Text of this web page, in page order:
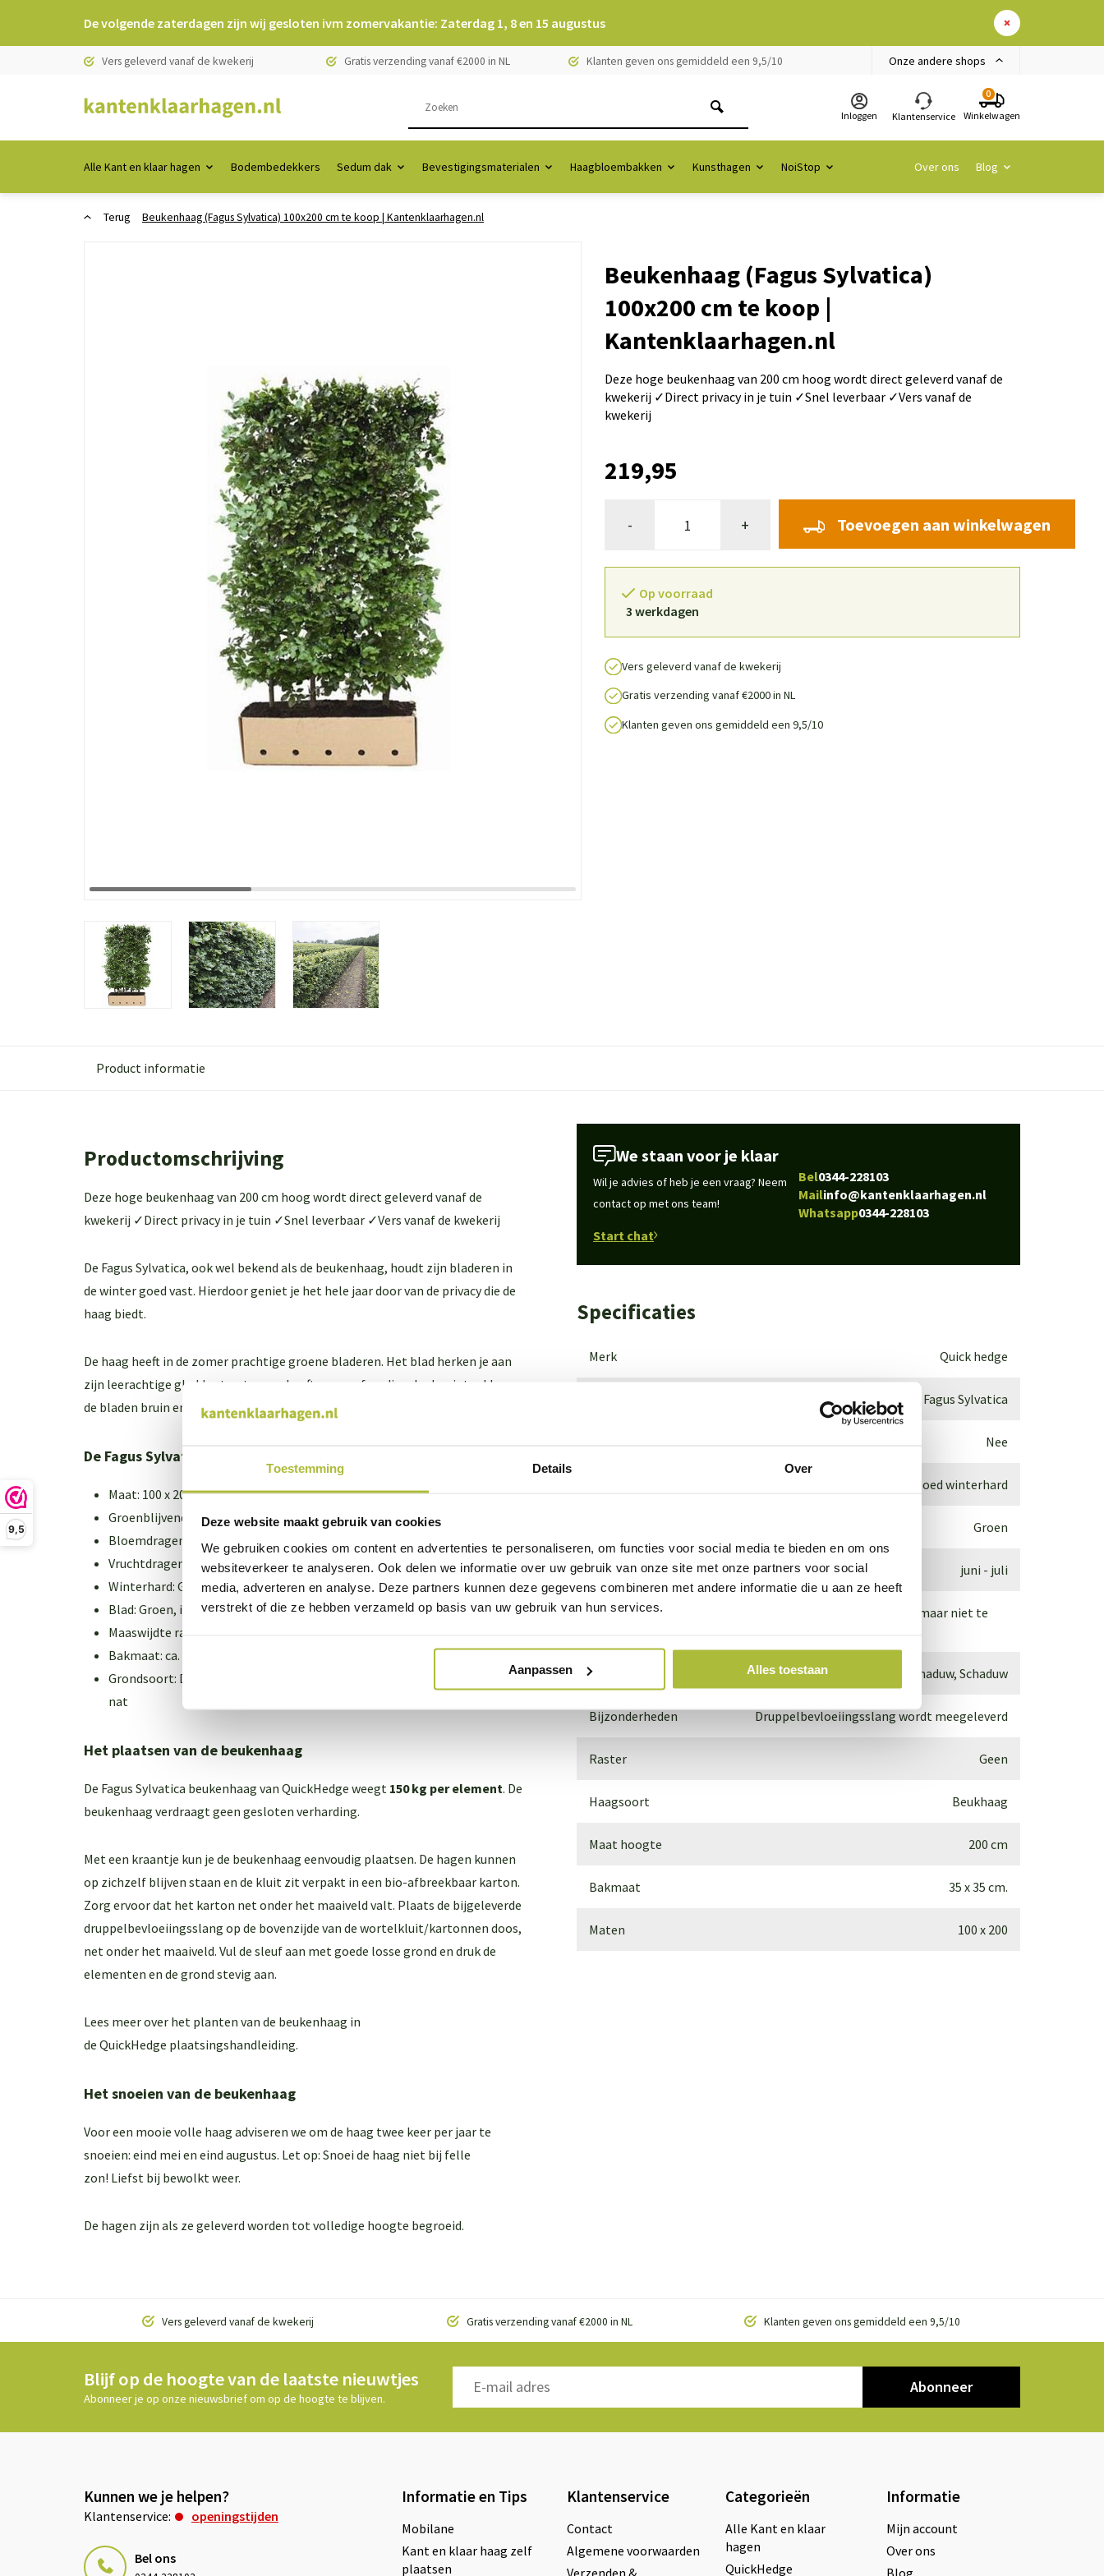
Toestemming Details Over
Deze website maakt gebruik van cookies
We gebruiken cookies om content en advertenties te personaliseren, om functies voor social media te bieden en om ons
websiteverkeer te analyseren. Ook delen we informatie over uw gebruik van onze site met onze partners voor social
media, adverteren en analyse. Deze partners kunnen deze gegevens combineren met andere informatie die u aan ze heeft
verstrekt of die ze hebben verzameld op basis van uw gebruik van hun services.
Aanpassen Alles toestaan
9,5
De volgende zaterdagen zijn wij gesloten ivm zomervakantie: Zaterdag 1, 8 en 15 augustus
Vers geleverd vanaf de kwekerij Gratis verzending vanaf €2000 in NL Klanten geven ons gemiddeld een 9,5/10 Onze andere shops
Inloggen Klantenservice
0
Winkelwagen
Alle Kant en klaar hagen Bodembedekkers Sedum dak Bevestigingsmaterialen Haagbloembakken Kunsthagen NoiStop Over ons Blog
Terug Beukenhaag (Fagus Sylvatica) 100x200 cm te koop | Kantenklaarhagen.nl
Beukenhaag (Fagus Sylvatica)
100x200 cm te koop |
Kantenklaarhagen.nl
Deze hoge beukenhaag van 200 cm hoog wordt direct geleverd vanaf de
kwekerij ✓Direct privacy in je tuin ✓Snel leverbaar ✓Vers vanaf de
kwekerij
219,95
- + Toevoegen aan winkelwagen
Op voorraad
3 werkdagen
Vers geleverd vanaf de kwekerij
Gratis verzending vanaf €2000 in NL
Klanten geven ons gemiddeld een 9,5/10
Product informatie
Productomschrijving
Deze hoge beukenhaag van 200 cm hoog wordt direct geleverd vanaf de
kwekerij ✓Direct privacy in je tuin ✓Snel leverbaar ✓Vers vanaf de kwekerij
De Fagus Sylvatica, ook wel bekend als de beukenhaag, houdt zijn bladeren in
de winter goed vast. Hierdoor geniet je het hele jaar door van de privacy die de
haag biedt.
De haag heeft in de zomer prachtige groene bladeren. Het blad herken je aan
zijn leerachtige gladde structuur en heeft een gaafranding. In de winter kleuren
de bladen bruin en dor. Ook dit heeft zijn charmes tijdens deze tijd van het jaar.
De Fagus Sylvatica (beukenhaag) in het kort
Maat: 100 x 200 cm. (BxH)
Groenblijvend: Nee
Bloemdragen: Nee
Vruchtdragend: Nee
Winterhard: Goed winterhard
Blad: Groen, in het najaar geel-bruin (bladhoudend)
Maaswijdte raster: Geen
Bakmaat: ca. 100x35x35 cm. (LxBxH)
Grondsoort: De haag groeit het beste op humusrijke grond, maar niet te
nat
Het plaatsen van de beukenhaag
De Fagus Sylvatica beukenhaag van QuickHedge weegt 150 kg per element. De
beukenhaag verdraagt geen gesloten verharding.
Met een kraantje kun je de beukenhaag eenvoudig plaatsen. De hagen kunnen
op zichzelf blijven staan en de kluit zit verpakt in een bio-afbreekbaar karton.
Zorg ervoor dat het karton net onder het maaiveld valt. Plaats de bijgeleverde
druppelbevloeiingsslang op de bovenzijde van de wortelkluit/kartonnen doos,
net onder het maaiveld. Vul de sleuf aan met goede losse grond en druk de
elementen en de grond stevig aan.
Lees meer over het planten van de beukenhaag in
de QuickHedge plaatsingshandleiding.
Het snoeien van de beukenhaag
Voor een mooie volle haag adviseren we om de haag twee keer per jaar te
snoeien: eind mei en eind augustus. Let op: Snoei de haag niet bij felle
zon! Liefst bij bewolkt weer.
De hagen zijn als ze geleverd worden tot volledige hoogte begroeid.
We staan voor je klaar
Wil je advies of heb je een vraag? Neem
contact op met ons team!
Start chat
Bel0344-228103
Mailinfo@kantenklaarhagen.nl
Whatsapp0344-228103
Specificaties
Merk Quick hedge
Fagus Sylvatica
Nee
Goed winterhard
Groen
Bloeiperiode juni - juli
De haag groeit het beste op humusrijke grond, maar niet te
Standplaats Zon, Halfschaduw, Schaduw
Bijzonderheden Druppelbevloeiingsslang wordt meegeleverd
Raster Geen
Haagsoort Beukhaag
Maat hoogte 200 cm
Bakmaat 35 x 35 cm.
Maten 100 x 200
Vers geleverd vanaf de kwekerij Gratis verzending vanaf €2000 in NL Klanten geven ons gemiddeld een 9,5/10
Blijf op de hoogte van de laatste nieuwtjes
Abonneer je op onze nieuwsbrief om op de hoogte te blijven.
Abonneer
Kunnen we je helpen?
Klantenservice: openingstijden
Bel ons
Informatie en Tips
Mobilane
Kant en klaar haag zelf
plaatsen
Klantenservice
Contact
Algemene voorwaarden
Verzenden &
Categorieën
Alle Kant en klaar
hagen
QuickHedge
Informatie
Mijn account
Over ons
Blog